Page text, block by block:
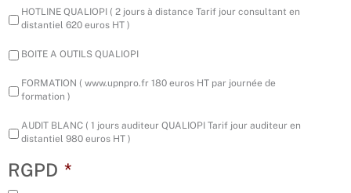
HOTLINE QUALIOPI ( 2 jours à distance Tarif jour consultant en
distantiel 620 euros HT )
BOITE A OUTILS QUALIOPI
FORMATION ( www.upnpro.fr 180 euros HT par journée de
formation )
AUDIT BLANC ( 1 jours auditeur QUALIOPI Tarif jour auditeur en
distantiel 980 euros HT )
RGPD *